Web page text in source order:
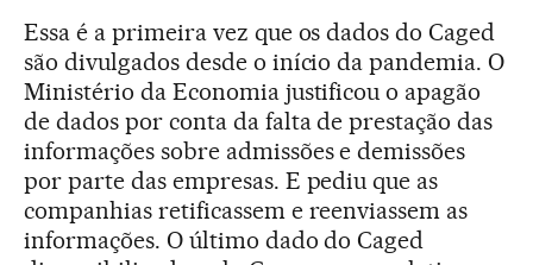
Essa é a primeira vez que os dados do Caged
são divulgados desde o início da pandemia. O
Ministério da Economia justificou o apagão
de dados por conta da falta de prestação das
informações sobre admissões e demissões
por parte das empresas. E pediu que as
companhias retificassem e reenviassem as
informações. O último dado do Caged